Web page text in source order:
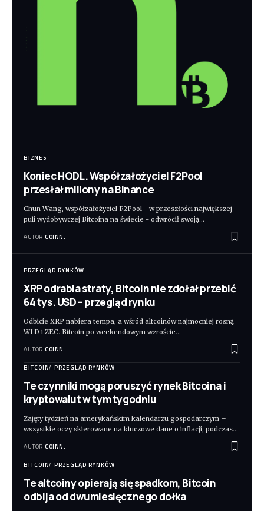
BIZNES
Koniec HODL. Współzałożyciel F2Pool
przesłał miliony na Binance
Chun Wang, współzałożyciel F2Pool - w przeszłości największej
puli wydobywczej Bitcoina na świecie - odwrócił swoją…
AUTOR COINN.
PRZEGLĄD RYNKÓW
XRP odrabia straty, Bitcoin nie zdołał przebić
64 tys. USD – przegląd rynku
Odbicie XRP nabiera tempa, a wśród altcoinów najmocniej rosną
WLD i ZEC. Bitcoin po weekendowym wzroście…
AUTOR COINN.
BITCOIN PRZEGLĄD RYNKÓW
Te czynniki mogą poruszyć rynek Bitcoina i
kryptowalut w tym tygodniu
Zajęty tydzień na amerykańskim kalendarzu gospodarczym –
wszystkie oczy skierowane na kluczowe dane o inflacji, podczas…
AUTOR COINN.
BITCOIN PRZEGLĄD RYNKÓW
Te altcoiny opierają się spadkom, Bitcoin
odbija od dwumiesięcznego dołka